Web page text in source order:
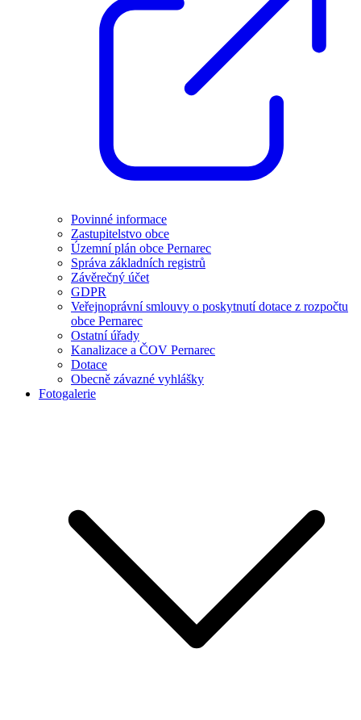
Povinné informace
Zastupitelstvo obce
Územní plán obce Pernarec
Správa základních registrů
Závěrečný účet
GDPR
Veřejnoprávní smlouvy o poskytnutí dotace z rozpočtu
obce Pernarec
Ostatní úřady
Kanalizace a ČOV Pernarec
Dotace
Obecně závazné vyhlášky
Fotogalerie